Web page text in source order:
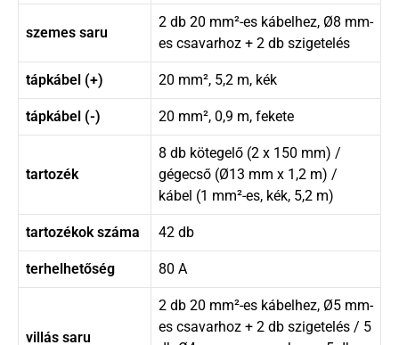
szemes saru
2 db 20 mm²-es kábelhez, Ø8 mm-
es csavarhoz + 2 db szigetelés
tápkábel (+) 20 mm², 5,2 m, kék
tápkábel (-) 20 mm², 0,9 m, fekete
tartozék
8 db kötegelő (2 x 150 mm) /
gégecső (Ø13 mm x 1,2 m) /
kábel (1 mm²-es, kék, 5,2 m)
tartozékok száma 42 db
terhelhetőség 80 A
villás saru
2 db 20 mm²-es kábelhez, Ø5 mm-
es csavarhoz + 2 db szigetelés / 5